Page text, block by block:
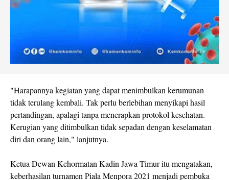
"Harapannya kegiatan yang dapat menimbulkan kerumunan
tidak terulang kembali. Tak perlu berlebihan menyikapi hasil
pertandingan, apalagi tanpa menerapkan protokol kesehatan.
Kerugian yang ditimbulkan tidak sepadan dengan keselamatan
diri dan orang lain," lanjutnya.
Ketua Dewan Kehormatan Kadin Jawa Timur itu mengatakan,
keberhasilan turnamen Piala Menpora 2021 menjadi pembuka